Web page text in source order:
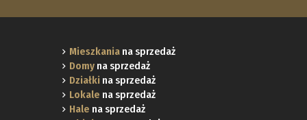
Mieszkania na sprzedaż
Domy na sprzedaż
Działki na sprzedaż
Lokale na sprzedaż
Hale na sprzedaż